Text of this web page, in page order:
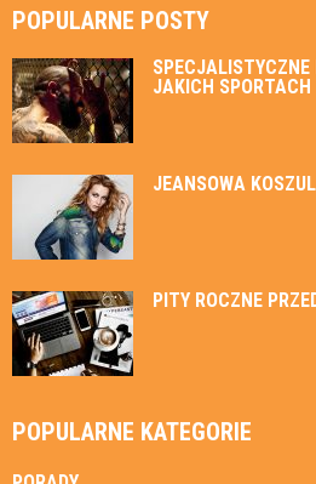
POPULARNE POSTY
JAKICH
JEANSOWA
PITY ROCZNE
POPULARNE KATEGORIE